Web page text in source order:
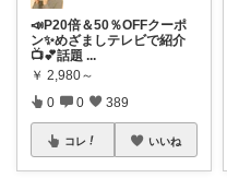
📣P20倍＆50％OFFクーポ
ン✨めざましテレビで紹介
📺💕話題 ...
￥ 2,980～
0 0 389
コレ いいね